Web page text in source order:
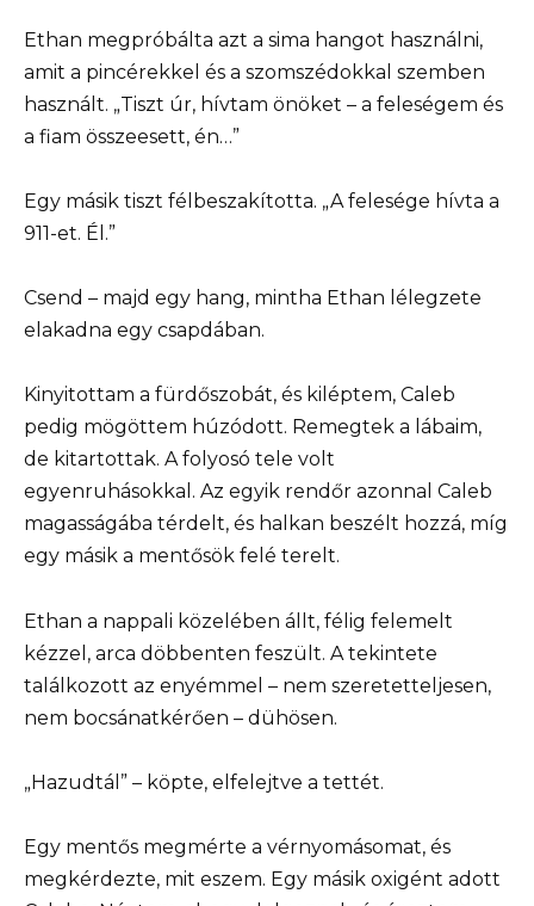
Ethan megpróbálta azt a sima hangot használni,
amit a pincérekkel és a szomszédokkal szemben
használt. „Tiszt úr, hívtam önöket – a feleségem és
a fiam összeesett, én…”
Egy másik tiszt félbeszakította. „A felesége hívta a
911-et. Él.”
Csend – majd egy hang, mintha Ethan lélegzete
elakadna egy csapdában.
Kinyitottam a fürdőszobát, és kiléptem, Caleb
pedig mögöttem húzódott. Remegtek a lábaim,
de kitartottak. A folyosó tele volt
egyenruhásokkal. Az egyik rendőr azonnal Caleb
magasságába térdelt, és halkan beszélt hozzá, míg
egy másik a mentősök felé terelt.
Ethan a nappali közelében állt, félig felemelt
kézzel, arca döbbenten feszült. A tekintete
találkozott az enyémmel – nem szeretetteljesen,
nem bocsánatkérően – dühösen.
„Hazudtál” – köpte, elfelejtve a tettét.
Egy mentős megmérte a vérnyomásomat, és
megkérdezte, mit eszem. Egy másik oxigént adott